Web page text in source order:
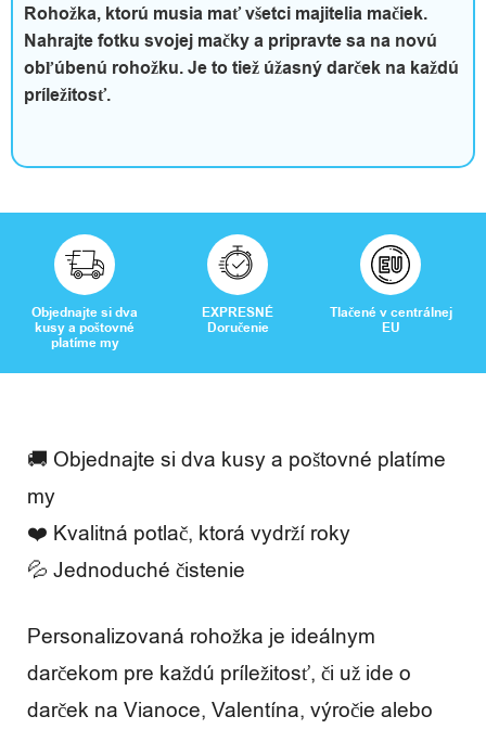
a
v
ľ
n
ý
č
a
s
e
c
e
n
z
Rohožka, ktorú musia mať všetci majitelia mačiek.
Nahrajte fotku svojej mačky a pripravte sa na novú
obľúbenú rohožku. Je to tiež úžasný darček na každú
príležitosť.
Objednajte si dva
kusy a poštovné
platíme my
EXPRESNÉ
Doručenie
Tlačené v centrálnej
EU
🚚 Objednajte si dva kusy a poštovné platíme
my
❤️ Kvalitná potlač, ktorá vydrží roky
💦 Jednoduché čistenie
Personalizovaná rohožka je ideálnym
darčekom pre každú príležitosť, či už ide o
darček na Vianoce, Valentína, výročie alebo